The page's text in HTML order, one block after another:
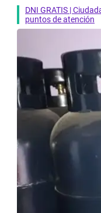
DNI GRATIS |
puntos de atención